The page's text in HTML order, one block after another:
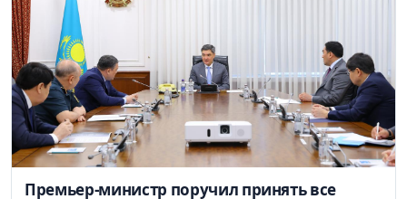
Премьер-министр поручил принять все